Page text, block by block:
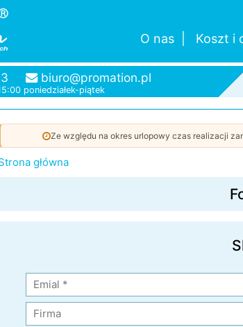
O nas Koszt i
biuro@promation.pl
poniedziałek-piątek
Ze względu na okres urlopowy czas realizacji
główna